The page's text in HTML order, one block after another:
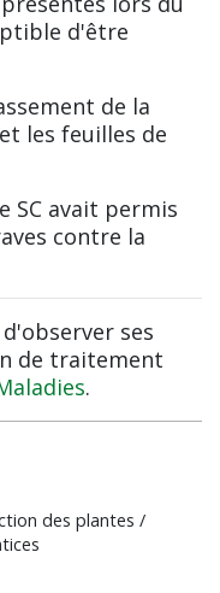
d'être
de la
les feuilles de
SC avait permis
contre la
ses
de traitement
.
des plantes /